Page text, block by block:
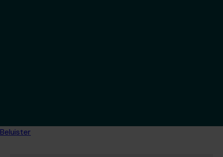
Beluister